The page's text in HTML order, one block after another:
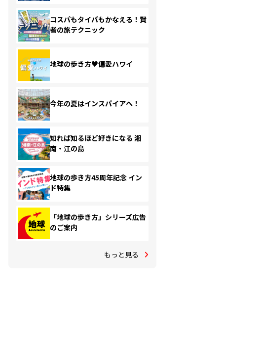
コスパもタイパもかなえる！賢
者の旅テクニック
地球の歩き方♥偏愛ハワイ
今年の夏はインスパイアへ！
知れば知るほど好きになる 湘
南・江の島
地球の歩き方45周年記念 イン
ド特集
「地球の歩き方」シリーズ広告
のご案内
もっと見る